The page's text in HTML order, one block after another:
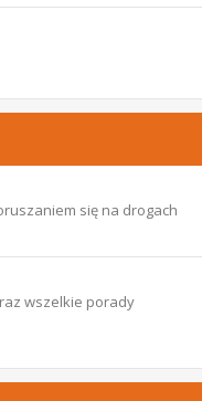
się na drogach
wszelkie porady